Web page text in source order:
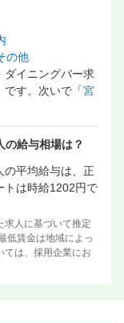
の他
ダイニングバー求
です。次いで「宮
の給与相場は？
の平均給与は、正
トは時給1202円で
求人に基づいて推定
低賃金は地域によっ
ては、採用企業にお